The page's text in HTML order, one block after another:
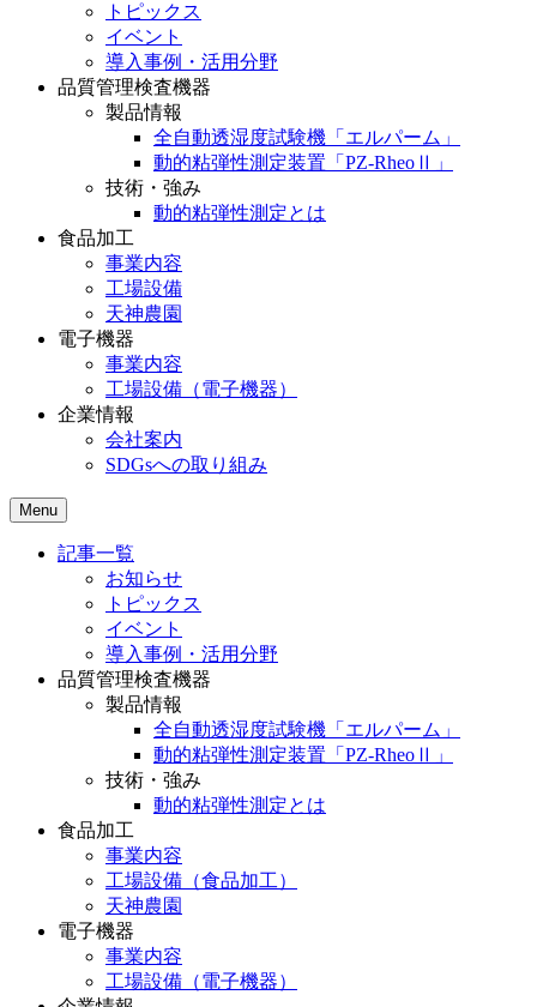
トピックス
イベント
導入事例・活用分野
品質管理検査機器
製品情報
全自動透湿度試験機「エルパーム」
動的粘弾性測定装置「PZ-RheoⅡ」
技術・強み
動的粘弾性測定とは
食品加工
事業内容
工場設備
天神農園
電子機器
事業内容
工場設備（電子機器）
企業情報
会社案内
SDGsへの取り組み
Menu
記事一覧
お知らせ
トピックス
イベント
導入事例・活用分野
品質管理検査機器
製品情報
全自動透湿度試験機「エルパーム」
動的粘弾性測定装置「PZ-RheoⅡ」
技術・強み
動的粘弾性測定とは
食品加工
事業内容
工場設備（食品加工）
天神農園
電子機器
事業内容
工場設備（電子機器）